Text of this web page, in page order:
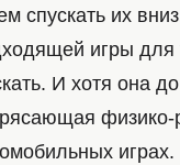
спускать их
игры для
И хотя она
физико-